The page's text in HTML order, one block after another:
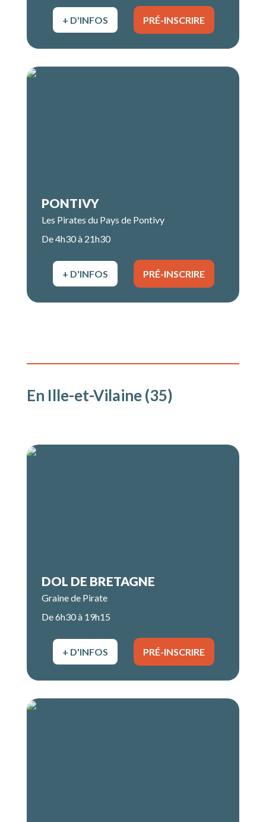
+ D'INFOS PRÉ-INSCRIRE
PONTIVY
Les Pirates du Pays de Pontivy
De 4h30 à 21h30
+ D'INFOS PRÉ-INSCRIRE
En Ille-et-Vilaine (35)
DOL DE BRETAGNE
Graine de Pirate
De 6h30 à 19h15
+ D'INFOS PRÉ-INSCRIRE